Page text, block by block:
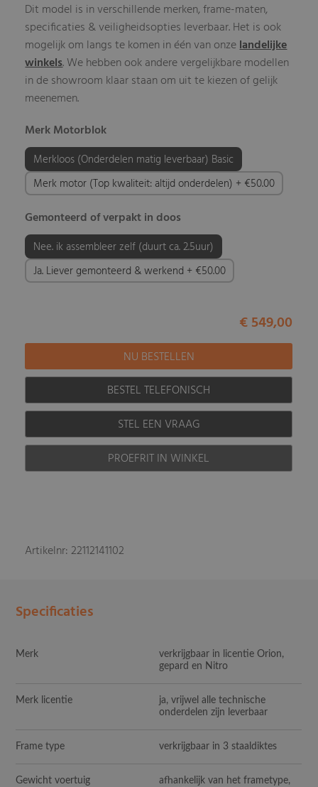
Dit model is in verschillende merken, frame-maten,
specificaties & veiligheidsopties leverbaar. Het is ook
mogelijk om langs te komen in één van onzelandelijke
winkels. We hebben ook andere vergelijkbare modellen
in de showroom klaar staan om uit te kiezen of gelijk
meenemen.
Merk Motorblok
Merkloos (Onderdelen matig leverbaar) Basic
Merk motor (Top kwaliteit: altijd onderdelen) + €50.00
Gemonteerd of verpakt in doos
Nee. ik assembleer zelf (duurt ca. 2.5uur)
Ja. Liever gemonteerd & werkend + €50.00
€ 549,00
BESTEL TELEFONISCH
STEL EEN VRAAG
PROEFRIT IN WINKEL
Artikelnr: 22112141102
Specificaties
Merk
verkrijgbaar in licentie Orion,
gepard en Nitro
Merk licentie
ja, vrijwel alle technische
onderdelen zijn leverbaar
Frame type verkrijgbaar in 3 staaldiktes
Gewicht voertuig
afhankelijk van het frametype,